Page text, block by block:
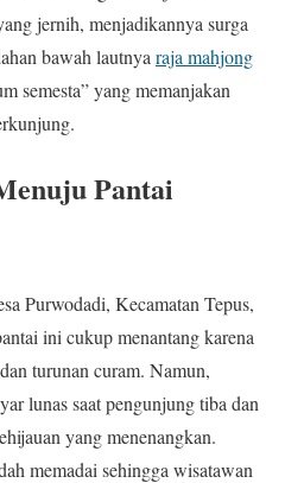
jernih, menjadikannya surga
bawah lautnya raja mahjong
semesta” yang memanjakan
Pantai
Purwodadi, Kecamatan Tepus,
ini cukup menantang karena
turunan curam. Namun,
lunas saat pengunjung tiba dan
yang menenangkan.
memadai sehingga wisatawan